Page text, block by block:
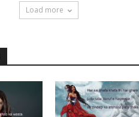
Load more